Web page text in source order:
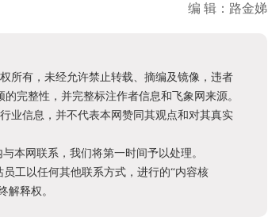
编 辑：路金娣
所有，未经允许禁止转载、摘编及镜像，违者
完整性，并完整标注作者信息和飞象网来源。
业信息，并不代表本网赞同其观点和对其真实
本网联系，我们将第一时间予以处理。
员工以任何其他联系方式，进行的“内容核
解释权。